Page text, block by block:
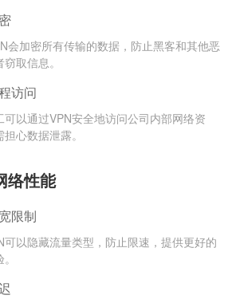
会加密所有传输的数据，防止黑客和其他恶
取信息。
访问
可以通过VPN安全地访问公司内部网络资
心数据泄露。
络性能
限制
可以隐藏流量类型，防止限速，提供更好的